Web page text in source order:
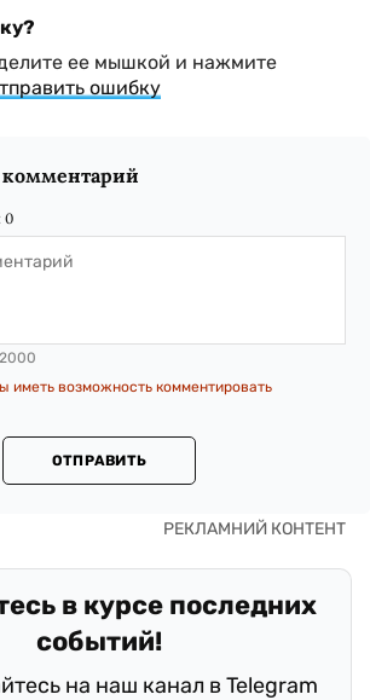
ее мышкой и нажмите
ошибку
комментарий
0
2000
иметь возможность комментировать
ОТПРАВИТЬ
в курсе последних
событий!
на наш канал в Telegram